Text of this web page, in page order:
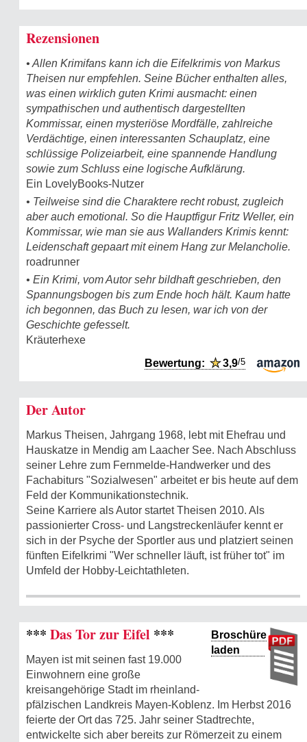
Rezensionen
• Allen Krimifans kann ich die Eifelkrimis von Markus
Theisen nur empfehlen. Seine Bücher enthalten alles,
was einen wirklich guten Krimi ausmacht: einen
sympathischen und authentisch dargestellten
Kommissar, einen mysteriöse Mordfälle, zahlreiche
Verdächtige, einen interessanten Schauplatz, eine
schlüssige Polizeiarbeit, eine spannende Handlung
sowie zum Schluss eine logische Aufklärung.
Ein LovelyBooks-Nutzer
• Teilweise sind die Charaktere recht robust, zugleich
aber auch emotional. So die Hauptfigur Fritz Weller, ein
Kommissar, wie man sie aus Wallanders Krimis kennt:
Leidenschaft gepaart mit einem Hang zur Melancholie.
roadrunner
• Ein Krimi, vom Autor sehr bildhaft geschrieben, den
Spannungsbogen bis zum Ende hoch hält. Kaum hatte
ich begonnen, das Buch zu lesen, war ich von der
Geschichte gefesselt.
Kräuterhexe
Bewertung:★3,9/5
Der Autor
Markus Theisen, Jahrgang 1968, lebt mit Ehefrau und
Hauskatze in Mendig am Laacher See. Nach Abschluss
seiner Lehre zum Fernmelde-Handwerker und des
Fachabiturs "Sozialwesen" arbeitet er bis heute auf dem
Feld der Kommunikations­technik.
Seine Karriere als Autor startet Theisen 2010. Als
passionierter Cross- und Langstreckenläufer kennt er
sich in der Psyche der Sportler aus und platziert seinen
fünften Eifelkrimi "Wer schneller läuft, ist früher tot" im
Umfeld der Hobby-Leichtathleten.
Broschüre
laden
*** Das Tor zur Eifel ***
Mayen ist mit seinen fast 19.000
Einwohnern eine große
kreisangehörige Stadt im rheinland-
pfälzischen Landkreis Mayen-Koblenz. Im Herbst 2016
feierte der Ort das 725. Jahr seiner Stadtrechte,
entwickelte sich aber bereits zur Römerzeit zu einem